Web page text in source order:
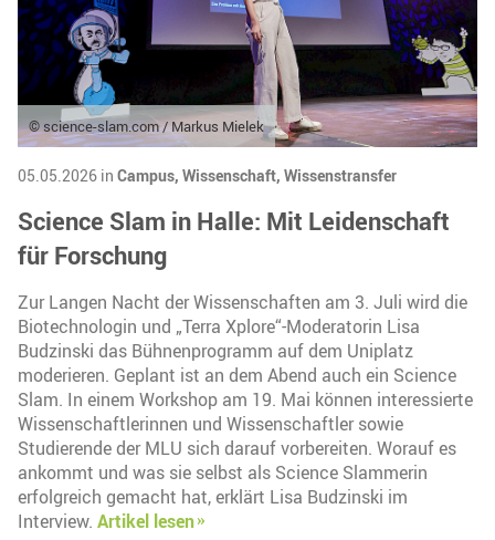
© science-slam.com / Markus Mielek
05.05.2026 in Campus, Wissenschaft, Wissenstransfer
Science Slam in Halle: Mit Leidenschaft
für Forschung
Zur Langen Nacht der Wissenschaften am 3. Juli wird die
Biotechnologin und „Terra Xplore“-Moderatorin Lisa
Budzinski das Bühnenprogramm auf dem Uniplatz
moderieren. Geplant ist an dem Abend auch ein Science
Slam. In einem Workshop am 19. Mai können interessierte
Wissenschaftlerinnen und Wissenschaftler sowie
Studierende der MLU sich darauf vorbereiten. Worauf es
ankommt und was sie selbst als Science Slammerin
erfolgreich gemacht hat, erklärt Lisa Budzinski im
Interview. Artikel lesen